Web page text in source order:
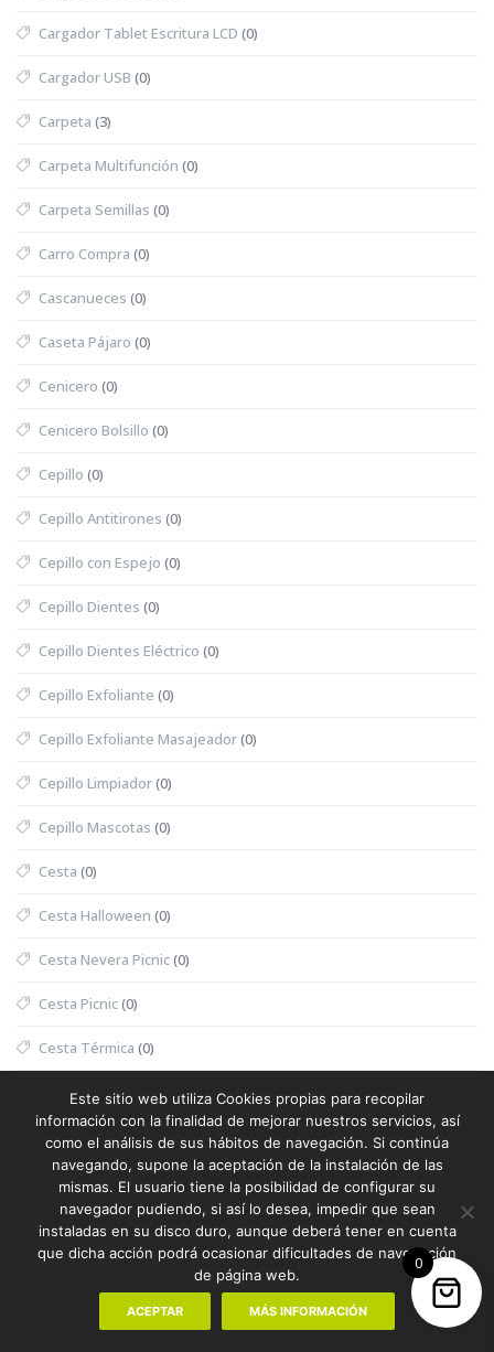
Cargador Tablet Escritura LCD (0)
Cargador USB (0)
Carpeta (3)
Carpeta Multifunción (0)
Carpeta Semillas (0)
Carro Compra (0)
Cascanueces (0)
Caseta Pájaro (0)
Cenicero (0)
Cenicero Bolsillo (0)
Cepillo (0)
Cepillo Antitirones (0)
Cepillo con Espejo (0)
Cepillo Dientes (0)
Cepillo Dientes Eléctrico (0)
Cepillo Exfoliante (0)
Cepillo Exfoliante Masajeador(0)
Cepillo Limpiador(0)
Cepillo Mascotas (0)
Cesta (0)
Cesta Halloween (0)
Cesta Nevera Picnic(0)
Cesta Picnic(0)
Cesta Térmica (0)
Chaleco (1)
Chaleco Mujer(0)
Chaleco Reflectante (0)
Champanera (0)
Champú 0
Este sitio web utiliza Cookies propias para recopilar
información con la finalidad de mejorar nuestros servicios, así
como el análisis de sus hábitos de navegación. Si continúa
navegando, supone la aceptación de la instalación de las
mismas. El usuario tiene la posibilidad de configurar su
navegador pudiendo, si así lo desea, impedir que sean
instaladas en su disco duro, aunque deberá tener en cuenta
que dicha acción podrá ocasionar dificultades de navegación
de página web.
ACEPTAR MÁS INFORMACIÓN